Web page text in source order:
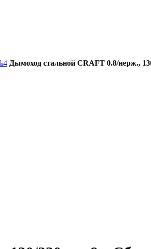
Дымоход стальной CRAFT 0.8/нерж.,